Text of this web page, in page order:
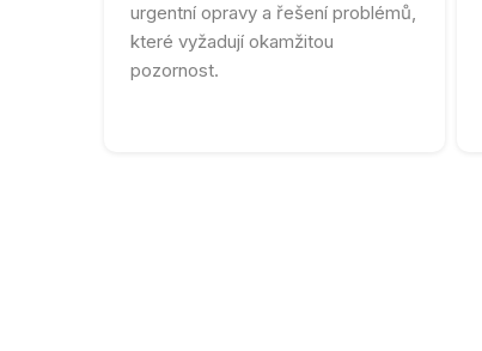
urgentní opravy a řešení problémů,
které vyžadují okamžitou
pozornost.